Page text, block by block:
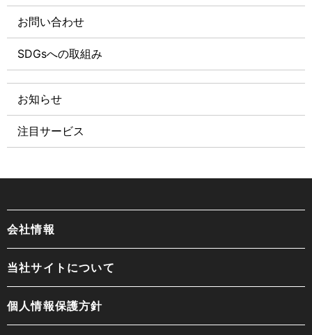
お問い合わせ
SDGsへの取組み
お知らせ
注目サービス
会社情報
当社サイトについて
個人情報保護方針